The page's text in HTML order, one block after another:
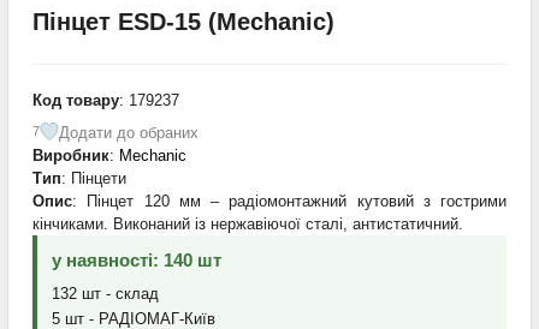
Пінцет ESD-15 (Mechanic)
Код товару: 179237
7
Додати до обраних
Виробник: Mechanic
Тип: Пінцети
Опис: Пінцет 120 мм – радіомонтажний кутовий з гострими
кінчиками. Виконаний із нержавіючої сталі, антистатичний.
у наявності: 140 шт
132 шт - склад
5 шт - РАДІОМАГ-Київ